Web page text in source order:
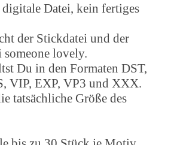
Datei, kein fertiges
der Stickdatei und der
lovely.
Du in den Formaten DST,
VIP, EXP, VP3 und XXX.
tatsächliche Größe des